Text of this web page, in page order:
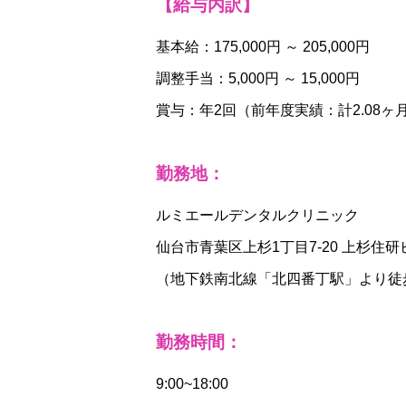
【給与内訳】
基本給：175,000円 ～ 205,000円
調整手当：5,000円 ～ 15,000円
賞与：年2回（前年度実績：計2.08ヶ月
勤務地：
ルミエールデンタルクリニック
仙台市青葉区上杉1丁目7-20 上杉住研
（地下鉄南北線「北四番丁駅」より徒
勤務時間：
9:00~18:00